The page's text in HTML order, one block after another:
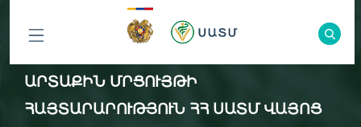
ԲՈԼՈՐ
ԲԱԺԻՆՆԵՐԸ
ԱՐՏԱՔԻՆ ՄՐՑՈՒՅԹԻ
ՀԱՅՏԱՐԱՐՈՒԹՅՈՒՆ ՀՀ ՍԱՏՄ ՎԱՅՈՑ